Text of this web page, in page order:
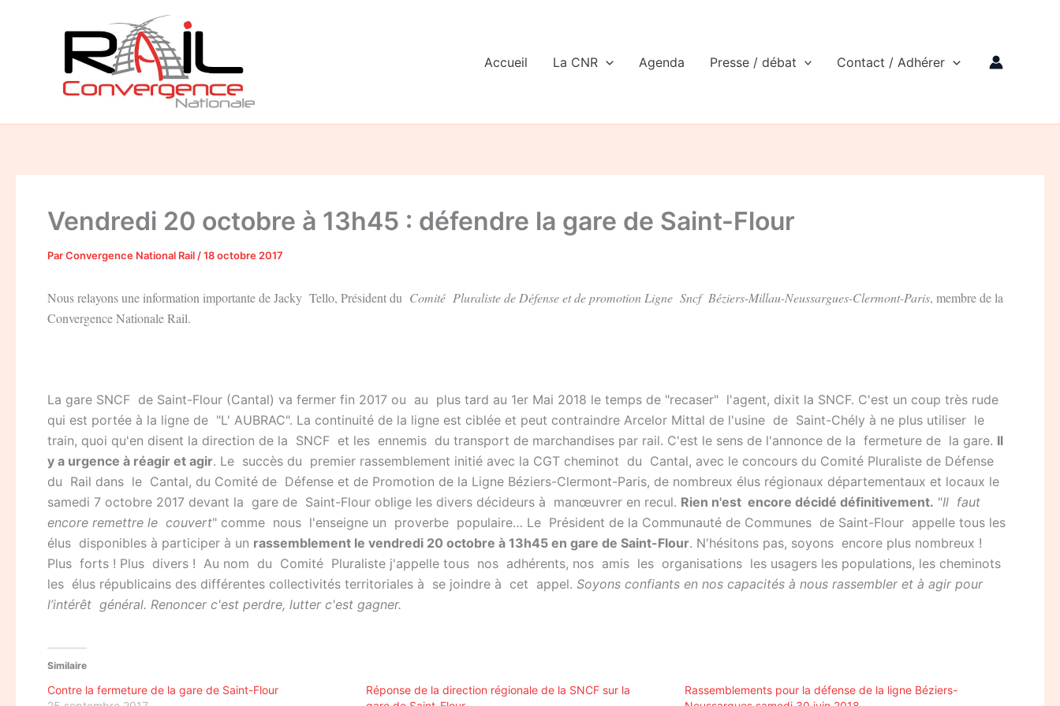
Accueil La CNR Agenda Presse / débat Contact / Adhérer
Vendredi 20 octobre à 13h45 : défendre la gare de Saint-Flour
ParConvergence National Rail /18 octobre 2017
Nous relayons une information importante de Jacky Tello, Président du Comité Pluraliste de Défense et de promotion Ligne Sncf Béziers-Millau-Neussargues-Clermont-Paris, membre de la
Convergence Nationale Rail.
La gare SNCF de Saint-Flour (Cantal) va fermer fin 2017 ou au plus tard au 1er Mai 2018 le temps de "recaser" l'agent, dixit la SNCF. C'est un coup très rude
qui est portée à la ligne de "L' AUBRAC". La continuité de la ligne est ciblée et peut contraindre Arcelor Mittal de l'usine de Saint-Chély à ne plus utiliser le
train, quoi qu'en disent la direction de la SNCF et les ennemis du transport de marchandises par rail. C'est le sens de l'annonce de la fermeture de la gare. Il
y a urgence à réagir et agir. Le succès du premier rassemblement initié avec la CGT cheminot du Cantal, avec le concours du Comité Pluraliste de Défense
du Rail dans le Cantal, du Comité de Défense et de Promotion de la Ligne Béziers-Clermont-Paris, de nombreux élus régionaux départementaux et locaux le
samedi 7 octobre 2017 devant la gare de Saint-Flour oblige les divers décideurs à manœuvrer en recul. Rien n'est encore décidé définitivement. "Il faut
encore remettre le couvert" comme nous l'enseigne un proverbe populaire… Le Président de la Communauté de Communes de Saint-Flour appelle tous les
élus disponibles à participer à un rassemblement le vendredi 20 octobre à 13h45 en gare de Saint-Flour. N'hésitons pas, soyons encore plus nombreux !
Plus forts ! Plus divers ! Au nom du Comité Pluraliste j'appelle tous nos adhérents, nos amis les organisations les usagers les populations, les cheminots
les élus républicains des différentes collectivités territoriales à se joindre à cet appel. Soyons confiants en nos capacités à nous rassembler et à agir pour
l’intérêt général. Renoncer c'est perdre, lutter c'est gagner.
Similaire
Contre la fermeture de la gare de Saint-Flour
Réponse de la direction régionale de la SNCF sur la
Rassemblements pour la défense de la ligne Béziers-